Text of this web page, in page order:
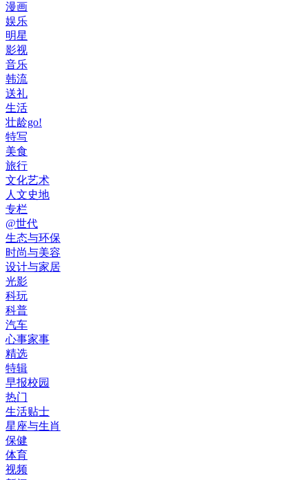
漫画
娱乐
明星
影视
音乐
韩流
送礼
生活
壮龄go!
特写
美食
旅行
文化艺术
人文史地
专栏
@世代
生态与环保
时尚与美容
设计与家居
光影
科玩
科普
汽车
心事家事
精选
特辑
早报校园
热门
生活贴士
星座与生肖
保健
体育
视频